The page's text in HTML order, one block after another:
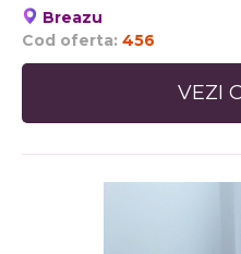
Breazu
Cod oferta: 456
VEZI